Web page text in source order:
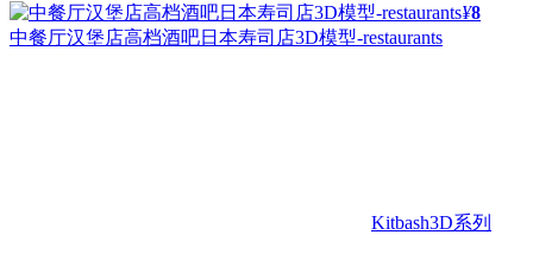
¥8
中餐厅汉堡店高档酒吧日本寿司店3D模型-restaurants
Kitbash3D系列